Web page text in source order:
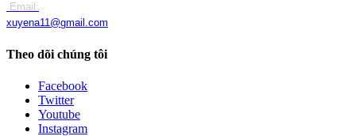
Email:
xuyena11@gmail.com
Theo dõi chúng tôi
Facebook
Twitter
Youtube
Instagram